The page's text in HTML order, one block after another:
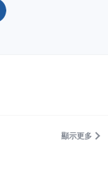
顯示更多